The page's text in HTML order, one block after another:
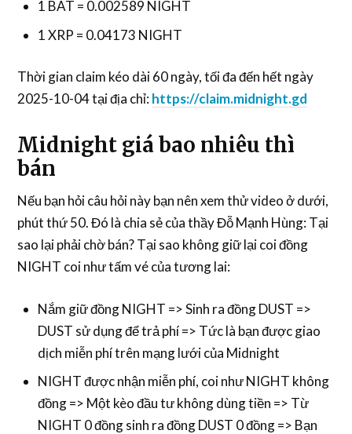
1 BAT = 0.002589 NIGHT
1 XRP = 0.04173 NIGHT
Thời gian claim kéo dài 60 ngày, tối đa đến hết ngày
2025-10-04 tại địa chỉ:https://claim.midnight.gd
Midnight giá bao nhiêu thì
bán
Nếu bạn hỏi câu hỏi này bạn nên xem thử video ở dưới,
phút thứ 50. Đó là chia sẻ của thầy Đỗ Mạnh Hùng: Tại
sao lại phải chờ bán? Tại sao không giữ lại coi đồng
NIGHT coi như tấm vé của tương lai:
Nắm giữ đồng NIGHT => Sinh ra đồng DUST =>
DUST sử dụng để trả phí => Tức là bạn được giao
dịch miễn phí trên mạng lưới của Midnight
NIGHT được nhận miễn phí, coi như NIGHT không
đồng => Một kèo đầu tư không dùng tiền => Từ
NIGHT 0 đồng sinh ra đồng DUST 0 đồng => Bạn